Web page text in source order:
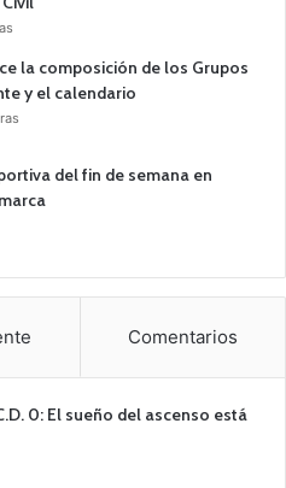
la composición de los Grupos
y el calendario
del fin de semana en
Comentarios
0: El sueño del ascenso está